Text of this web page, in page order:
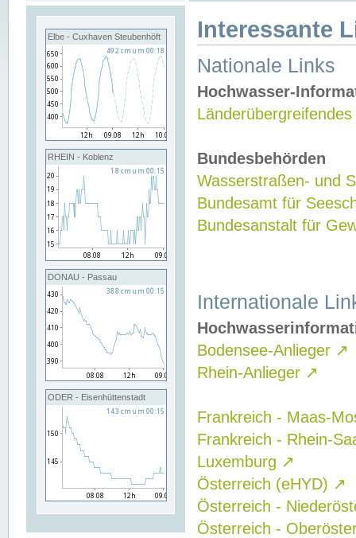
Elbe - Cuxhaven Steubenhöft
RHEIN - Koblenz
DONAU - Passau
ODER - Eisenhüttenstadt
Interessante
Nationale Links
Hochwasser-
Bundesbehörden
Wasserstraßen- und
Bundesamt für
Bundesanstalt für
Internationale
Bodensee-Anlieger ↗
Rhein-Anlieger ↗
Frankreich - Maas-
Frankreich - Rhein-
Luxemburg ↗
Österreich (eHYD) ↗
Österreich -
Österreich -